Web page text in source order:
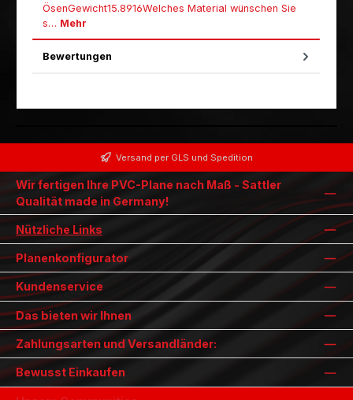
ÖsenGewicht15.8916Welches Material wünschen Sie
s… Mehr
Bewertungen
Versand per GLS und Spedition
Wir fertigen Ihre PVC-Plane nach Maß - Sattler
Qualität made in Germany!
Nützliche Links
Planenkonfigurator
Kundenservice
Das bieten wir Ihnen
Zahlungsarten und Versandländer:
Bewusst Einkaufen